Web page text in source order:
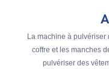
La machine à pulvériser
coffre et les manches
pulvériser des